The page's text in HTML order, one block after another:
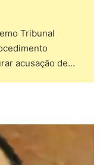
Tribunal
acusação de…